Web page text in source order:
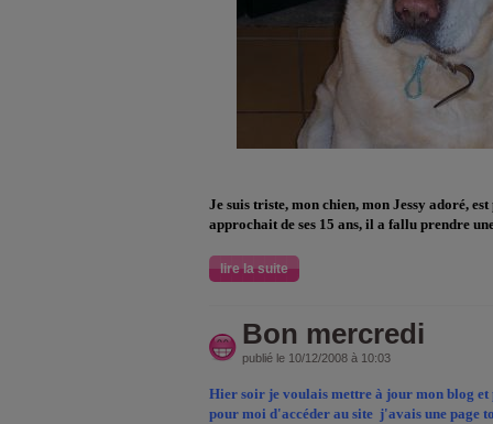
Je suis triste, mon chien, mon Jessy adoré,
approchait de ses 15 ans, il a fallu prendre
lire la suite
Bon mercredi
publié le 10/12/2008 à 10:03
Hier soir je voulais mettre à jour mon blog et
pour moi d'accéder au site j'avais une page